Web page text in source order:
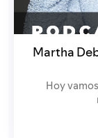
Martha
Hoy